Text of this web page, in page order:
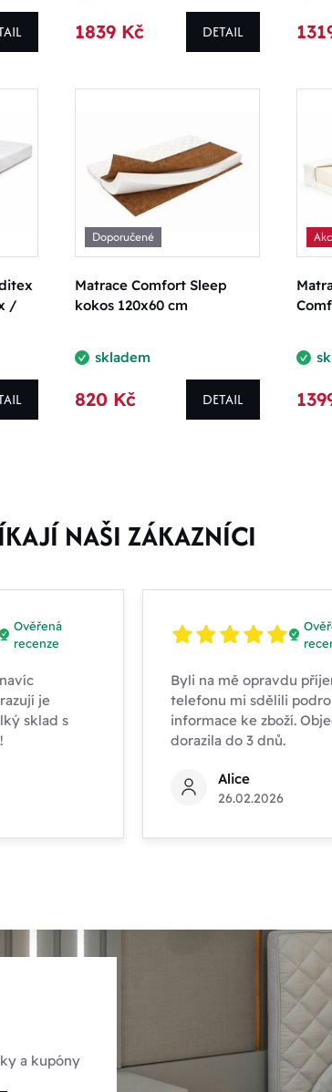
1839 Kč DETAIL
/
Doporučené
Matrace Comfort Sleep
kokos 120x60 cm
skladem
820 Kč DETAIL
NAŠI ZÁKAZNÍCI
Ověřená
recenze
je
sklad s
Byli na mě opravdu
telefonu mi sdělili
informace ke zboží.
dorazila do 3 dnů.
Alice
26.02.2026
a kupóny